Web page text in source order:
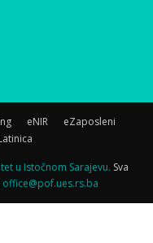
eNIR
eZaposleni
u Istočnom Sarajevu. Sva
office@pof.ues.rs.ba